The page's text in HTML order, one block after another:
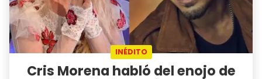
INÉDITO
Cris Morena habló del enojo de